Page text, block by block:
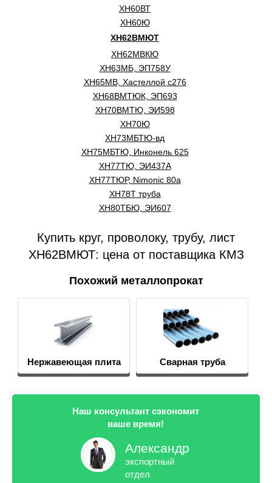
ХН60ВТ
ХН60Ю
ХН62ВМЮТ
ХН62МВКЮ
ХН63МБ, ЭП758У
ХН65МВ, Хастеллой c276
ХН68ВМТЮК, ЭП693
ХН70ВМТЮ, ЭИ598
ХН70Ю
ХН73МБТЮ-вд
ХН75МБТЮ, Инконель 625
ХН77ТЮ, ЭИ437А
ХН77ТЮР, Nimonic 80a
ХН78Т труба
ХН80ТБЮ, ЭИ607
Купить круг, проволоку, трубу, лист
ХН62ВМЮТ: цена от поставщика КМЗ
Похожий металлопрокат
Нержавеющая плита
Сварная труба
нержавеющая
Наш консультант сэкономит
ваше время!
Александр
экспортный
отдел